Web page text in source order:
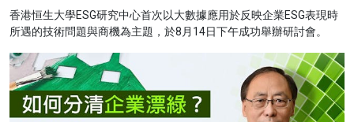
香港恒生大學ESG研究中心首次以大數據應用於反映企業ESG表現時
所遇的技術問題與商機為主題，於8月14日下午成功舉辦研討會。